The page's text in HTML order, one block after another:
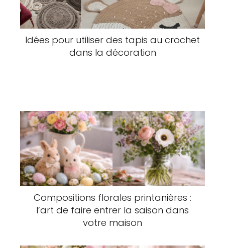
Idées pour utiliser des tapis au crochet
dans la décoration
Compositions florales printanières :
l’art de faire entrer la saison dans
votre maison